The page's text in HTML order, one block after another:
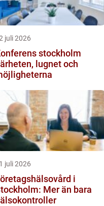
juli 2026
stockholm
lugnet och
juli 2026
i
Mer än bara